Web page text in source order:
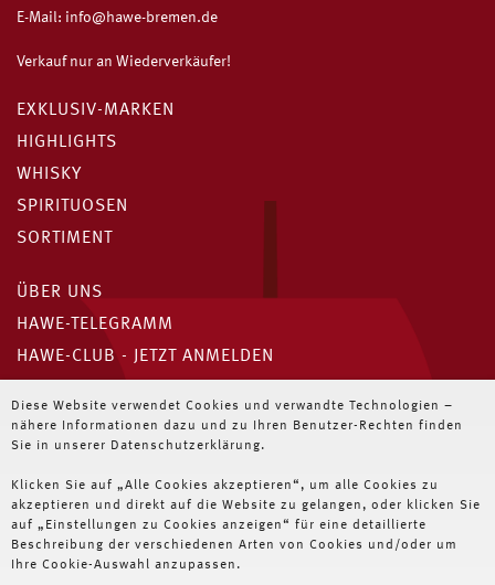
Diese Website verwendet Cookies und verwandte Technologien –
nähere Informationen dazu und zu Ihren Benutzer-Rechten finden
Sie in unserer Datenschutzerklärung.
Klicken Sie auf „Alle Cookies akzeptieren“, um alle Cookies zu
akzeptieren und direkt auf die Website zu gelangen, oder klicken Sie
auf „Einstellungen zu Cookies anzeigen“ für eine detaillierte
Beschreibung der verschiedenen Arten von Cookies und/oder um
Ihre Cookie-Auswahl anzupassen.
E-Mail: info@hawe-bremen.de
Verkauf nur an Wiederverkäufer!
EXKLUSIV-MARKEN
HIGHLIGHTS
WHISKY
SPIRITUOSEN
SORTIMENT
ÜBER UNS
HAWE-TELEGRAMM
HAWE-CLUB - JETZT ANMELDEN
Unser HAWE-Telegramm
Immer die neuesten Angebote für Wiederverkäufer
JETZT ABONNIEREN